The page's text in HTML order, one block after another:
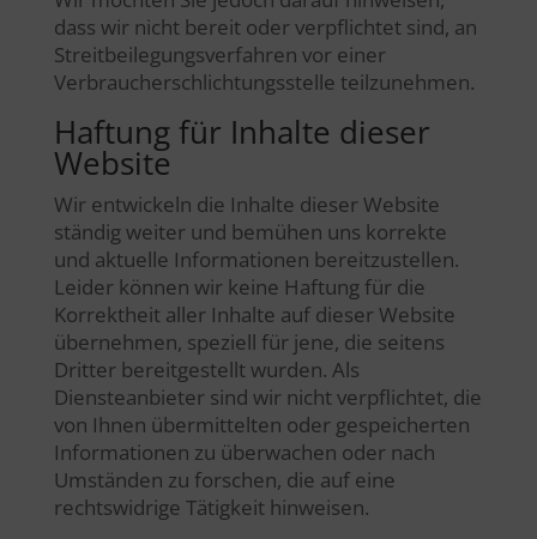
dass wir nicht bereit oder verpflichtet sind, an
Streitbeilegungsverfahren vor einer
Verbraucherschlichtungsstelle teilzunehmen.
Haftung für Inhalte dieser
Website
Wir entwickeln die Inhalte dieser Website
ständig weiter und bemühen uns korrekte
und aktuelle Informationen bereitzustellen.
Leider können wir keine Haftung für die
Korrektheit aller Inhalte auf dieser Website
übernehmen, speziell für jene, die seitens
Dritter bereitgestellt wurden. Als
Diensteanbieter sind wir nicht verpflichtet, die
von Ihnen übermittelten oder gespeicherten
Informationen zu überwachen oder nach
Umständen zu forschen, die auf eine
rechtswidrige Tätigkeit hinweisen.